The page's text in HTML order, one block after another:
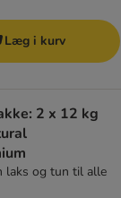
Læg i kurv
2 x 12 kg
laks og tun til alle